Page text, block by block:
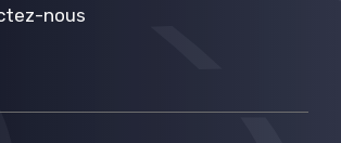
nous